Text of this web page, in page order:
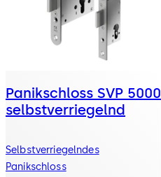
Panikschloss SVP 5000
selbstverriegelnd
Selbstverriegelndes
Panikschloss